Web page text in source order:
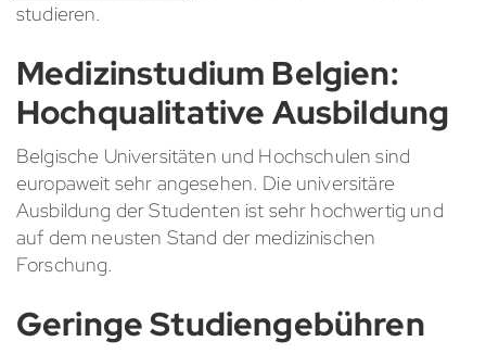
studieren.
Medizinstudium Belgien:
Hochqualitative Ausbildung
Belgische Universitäten und Hochschulen sind
europaweit sehr angesehen. Die universitäre
Ausbildung der Studenten ist sehr hochwertig und
auf dem neusten Stand der medizinischen
Forschung.
Geringe Studiengebühren